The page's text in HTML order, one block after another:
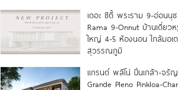
เดอะ ซิตี้ พระราม 9-อ่อนนุช
Rama 9-Onnut บ้านเดี่ยว
ใหญ่ 4-5 ห้องนอน ใกล้มอเต
สุวรรณภูมิ
แกรนด์ พลีโน่ ปิ่นเกล้า-จรั
Grande Pleno Pinkloa-